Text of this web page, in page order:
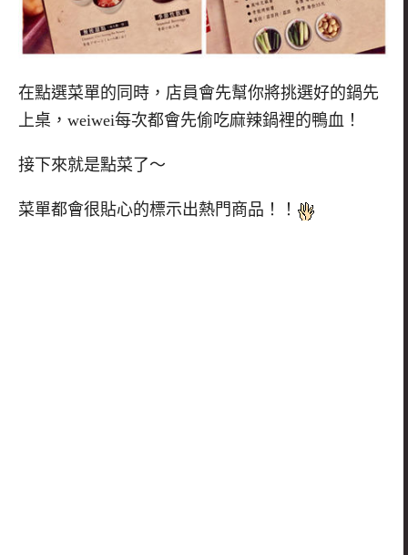
在點選菜單的同時，店員會先幫你將挑選好的鍋先
上桌，weiwei每次都會先偷吃麻辣鍋裡的鴨血！
接下來就是點菜了～
菜單都會很貼心的標示出熱門商品！！